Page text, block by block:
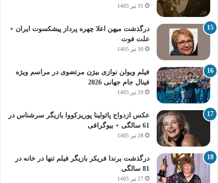
31 تیر 1405
درگذشت میهن اعلا چهره پرداز پیشکسوت ایران +
علت فوت
30 تیر 1405
فیلم ویولن نوازی بیژن مرتضوی در مراسم ویژه
فینال جام جهانی 2026
29 تیر 1405
عکس ازدواج پائولینا پوریزکووا بازیگر سرشناس در
61 سالگی + بیوگرافی
28 تیر 1405
درگذشت برندا فریکر بازیگر فیلم تنها در خانه در
81 سالگی
27 تیر 1405